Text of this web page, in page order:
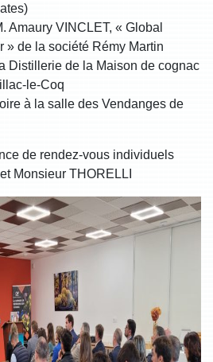
Amaury VINCLET, « Global
» de la société Rémy Martin
Distillerie de la Maison de cognac
le-Coq
à la salle des Vendanges de
de rendez-vous individuels
Monsieur THORELLI